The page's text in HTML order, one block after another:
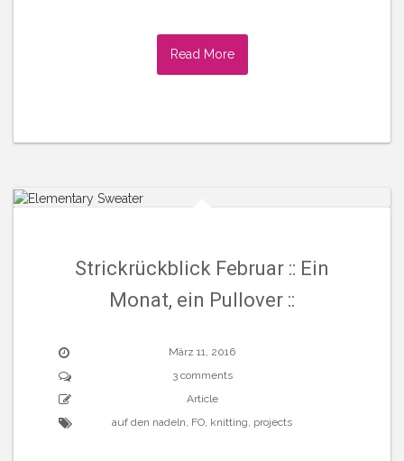
Read More
Strickrückblick Februar :: Ein
Monat, ein Pullover ::
März 11, 2016
3 comments
Article
auf den nadeln FO knitting projects